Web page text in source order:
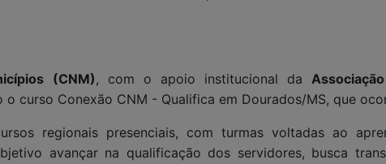
(CNM), com o apoio institucional da
o curso Conexão CNM - Qualifica em Dourados/MS, que
regionais presenciais, com turmas voltadas ao
avançar na qualificação dos servidores, busca